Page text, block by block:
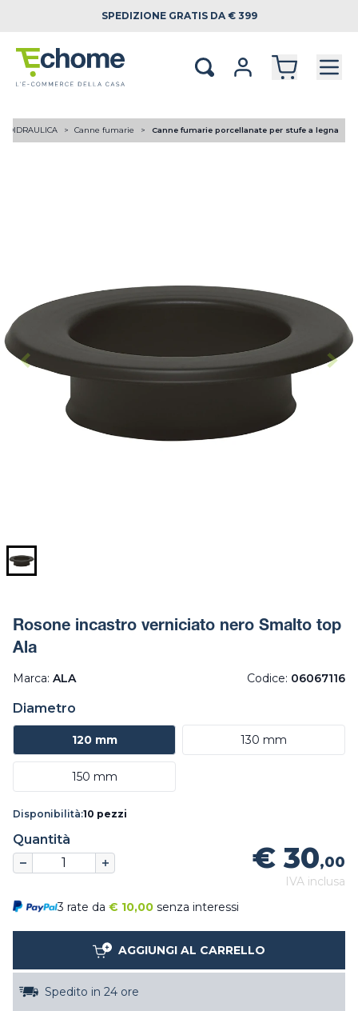
SPEDIZIONE GRATIS DA € 399
Canne fumarie Canne fumarie porcellanate per stufe a legna
Rosone incastro verniciato nero Smalto top
Ala
Marca: ALA Codice: 06067116
Diametro
120 mm 130 mm
150 mm
Disponibilità:10 pezzi
Quantità
€ 30,00
IVA inclusa
3 rate da € 10,00 senza interessi
AGGIUNGI AL CARRELLO
Spedito in 24 ore